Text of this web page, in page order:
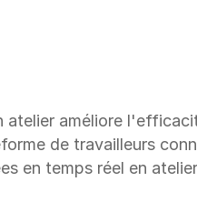
atelier améliore
de travailleurs
en temps réel en